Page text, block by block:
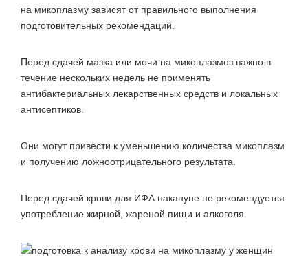
на микоплазму зависят от правильного выполнения
подготовительных рекомендаций.
Перед сдачей мазка или мочи на микоплазмоз важно в
течение нескольких недель не применять
антибактериальных лекарственных средств и локальных
антисептиков.
Они могут привести к уменьшению количества микоплазм
и получению ложноотрицательного результата.
Перед сдачей крови для ИФА накануне не рекомендуется
употребление жирной, жареной пищи и алкоголя.